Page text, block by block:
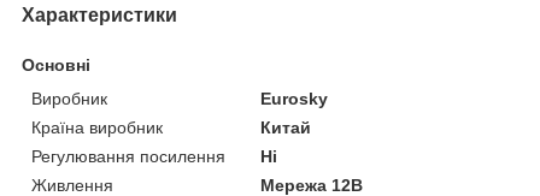
Характеристики
Основні
Виробник
Eurosky
Країна виробник
Китай
Регулювання посилення
Ні
Живлення
Мережа 12В